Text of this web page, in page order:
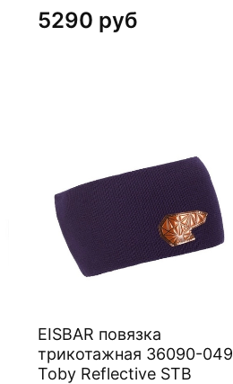
5290 руб
EISBAR повязка
трикотажная 36090-049
Toby Reflective STB